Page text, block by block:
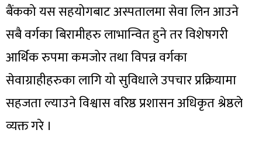
बैंकको यस सहयोगबाट अस्पतालमा सेवा लिन आउने
सबै वर्गका बिरामीहरु लाभान्वित हुने तर विशेषगरी
आर्थिक रुपमा कमजोर तथा विपन्न वर्गका
सेवाग्राहीहरुका लागि यो सुविधाले उपचार प्रक्रियामा
सहजता ल्याउने विश्वास वरिष्ठ प्रशासन अधिकृत श्रेष्ठले
व्यक्त गरे ।